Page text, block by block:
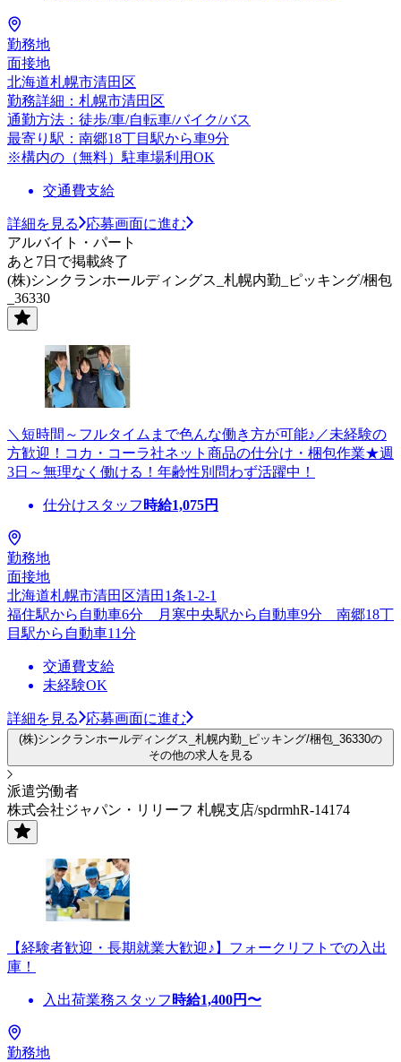
勤務地
面接地
北海道札幌市清田区
勤務詳細：札幌市清田区
通勤方法：徒歩/車/自転車/バイク/バス
最寄り駅：南郷18丁目駅から車9分
※構内の（無料）駐車場利用OK
交通費支給
詳細を見る
応募画面に進む
アルバイト・パート
あと7日で掲載終了
(株)シンクランホールディングス_札幌内勤_ピッキング/梱包
_36330
＼短時間～フルタイムまで色んな働き方が可能♪／未経験の
方歓迎！コカ・コーラ社ネット商品の仕分け・梱包作業★週
3日～無理なく働ける！年齢性別問わず活躍中！
仕分けスタッフ 時給1,075円
勤務地
面接地
北海道札幌市清田区清田1条1-2-1
福住駅から自動車6分 月寒中央駅から自動車9分 南郷18丁
目駅から自動車11分
交通費支給
未経験OK
詳細を見る 応募画面に進む
(株)シンクランホールディングス_札幌内勤_ピッキング/梱包_36330の
その他の求人を見る
派遣労働者
株式会社ジャパン・リリーフ 札幌支店/spdrmhR-14174
【経験者歓迎・長期就業大歓迎♪】フォークリフトでの入出
庫！
入出荷業務スタッフ 時給1,400円〜
勤務地